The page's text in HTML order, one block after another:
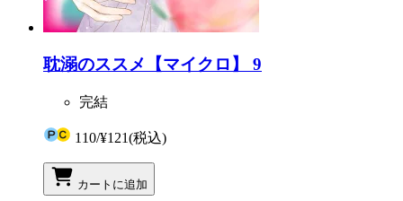
耽溺のススメ【マイクロ】 9
完結
110/¥121(税込)
カートに追加